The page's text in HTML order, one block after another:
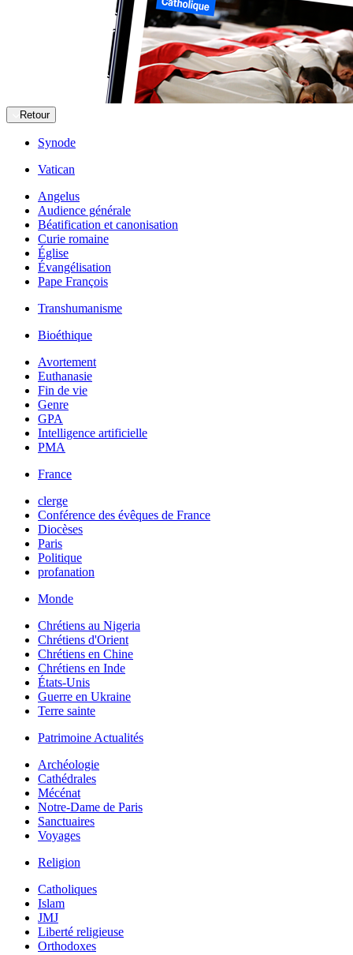
Retour
Synode
Vatican
Angelus
Audience générale
Béatification et canonisation
Curie romaine
Église
Évangélisation
Pape François
Transhumanisme
Bioéthique
Avortement
Euthanasie
Fin de vie
Genre
GPA
Intelligence artificielle
PMA
France
clerge
Conférence des évêques de France
Diocèses
Paris
Politique
profanation
Monde
Chrétiens au Nigeria
Chrétiens d'Orient
Chrétiens en Chine
Chrétiens en Inde
États-Unis
Guerre en Ukraine
Terre sainte
Patrimoine Actualités
Archéologie
Cathédrales
Mécénat
Notre-Dame de Paris
Sanctuaires
Voyages
Religion
Catholiques
Islam
JMJ
Liberté religieuse
Orthodoxes